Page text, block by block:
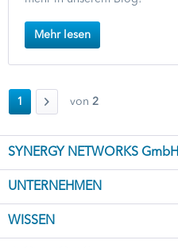
Mehr lesen
1 von 2
SYNERGY NETWORKS GmbH
UNTERNEHMEN
WISSEN